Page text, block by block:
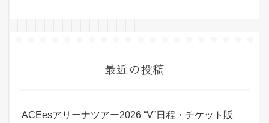
最近の投稿
ACEesアリーナツアー2026 “V”日程・チケット販